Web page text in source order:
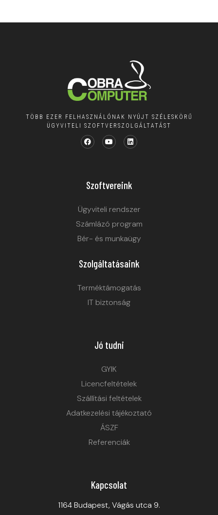
TÖBB EZER FELHASZNÁLÓNAK NYÚJT SZÉLESKÖRŰ
ÜGYVITELI SZOFTVERSZOLGÁLTATÁST
Szoftvereink
Ügyviteli rendszer
Számlázó program
Bér- és munkaügy
Szolgáltatásaink
Terméktámogatás
IT biztonság
Jó tudni
GYIK
Licencfeltételek
Szállítási feltételek
Adatkezelési tájékoztató
ÁSZF
Referenciák
Kapcsolat
1164 Budapest, Vágás utca 9.